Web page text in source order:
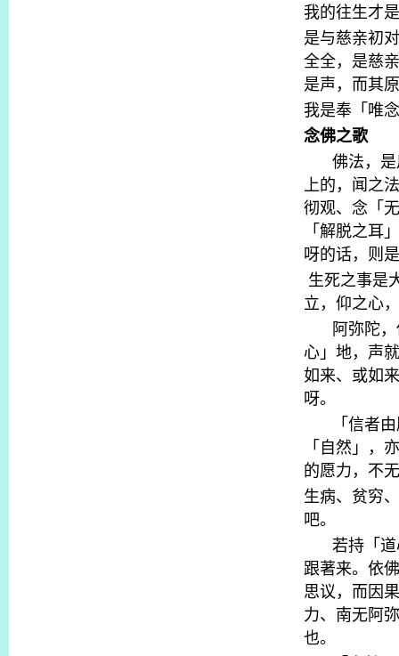
我的往生才
是与慈亲初
全全，是慈
是声，而其
我是奉「唯
念佛之歌
佛法，
上的，闻之
彻观、念「
「解脱之耳
呀的话，则
生死之事是
立，仰之心
阿弥陀
心」地，声
如来、或如
呀。
「信者
「自然」，
的愿力，不
生病、贫穷
吧。
若持「
跟著来。依
思议，而因
力、南无阿
也。